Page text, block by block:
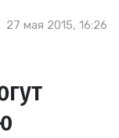
27 мая 2015, 16:26